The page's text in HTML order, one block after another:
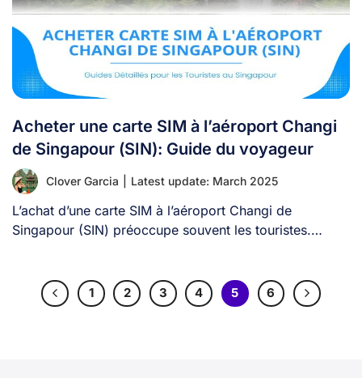
Acheter une carte SIM à l’aéroport Changi
de Singapour (SIN): Guide du voyageur
Clover Garcia Latest update: March 2025
L’achat d’une carte SIM à l’aéroport Changi de
Singapour (SIN) préoccupe souvent les touristes.
1 2 3 4 5 6